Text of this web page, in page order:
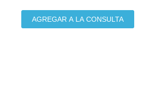
AGREGAR A LA CONSULTA